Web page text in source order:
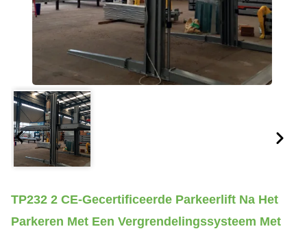
TP232 2 CE-Gecertificeerde Parkeerlift Na Het
Parkeren Met Een Vergrendelingssysteem Met